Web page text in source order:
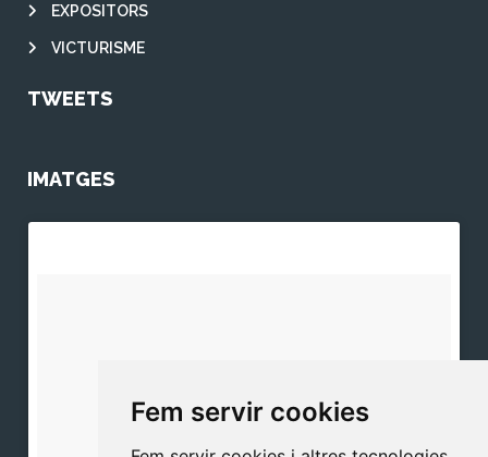
Fem servir cookies
EXPOSITORS
VICTURISME
TWEETS
IMATGES